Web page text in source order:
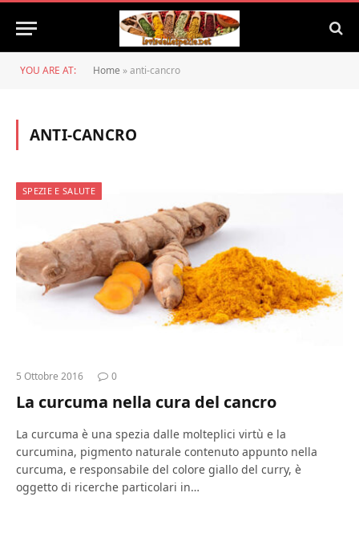
YOU ARE AT: Home »anti-cancro
ANTI-CANCRO
SPEZIE E SALUTE
5 Ottobre 2016 0
La curcuma nella cura del cancro
La curcuma è una spezia dalle molteplici virtù e la
curcumina, pigmento naturale contenuto appunto nella
curcuma, e responsabile del colore giallo del curry, è
oggetto di ricerche particolari in…